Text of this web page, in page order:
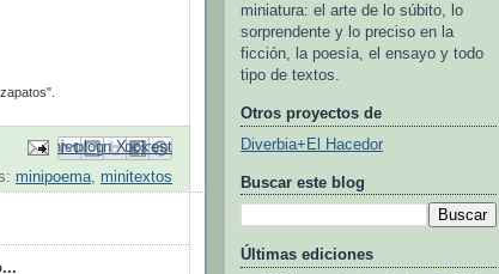
electrónico
Escribe un blog
Compartir en X
con Facebook
Compartir en Pinterest
minipoema, minitextos
miniatura: el arte de lo súbito, lo
sorprendente y lo preciso en la
ficción, la poesía, el ensayo y todo
tipo de textos.
Otros proyectos de
Diverbia+El Hacedor
Buscar este blog
Últimas ediciones